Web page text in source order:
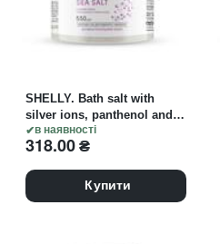
в наявності
SHELLY. Bath salt with
silver ions, panthenol and
peppermint oil, 550 g. Сіль
для ванн з іонами срібла,
318.00₴
Купити